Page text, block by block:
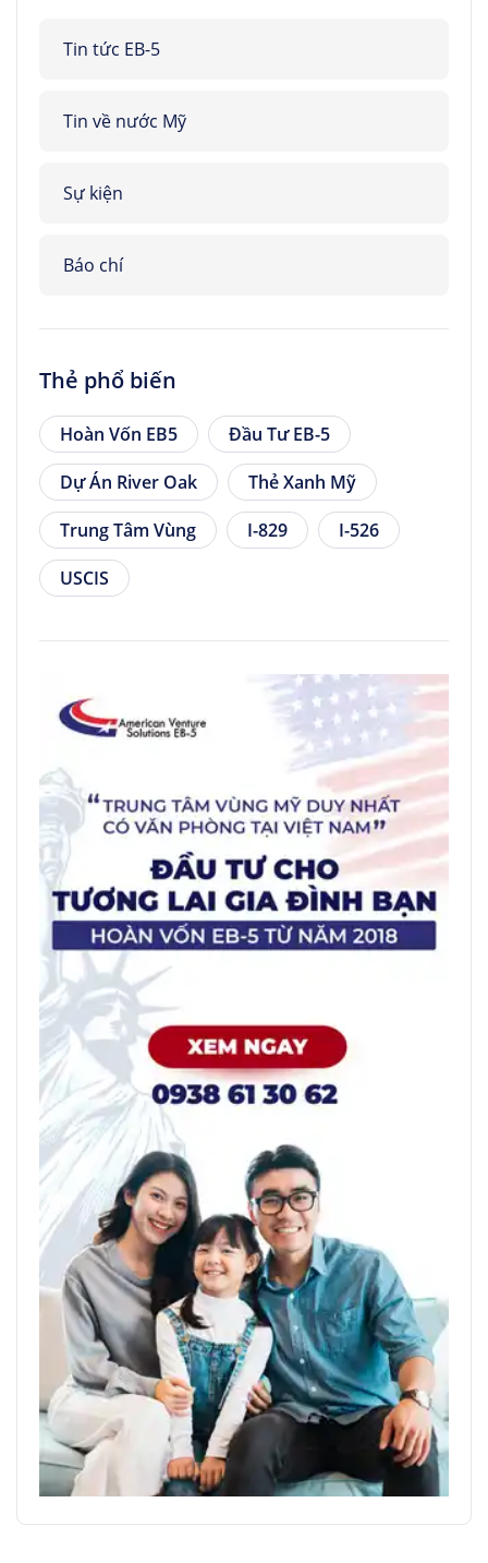
Tin tức EB-5
Tin về nước Mỹ
Sự kiện
Báo chí
Thẻ phổ biến
Hoàn Vốn EB5
Đầu Tư EB-5
Dự Án River Oak
Thẻ Xanh Mỹ
Trung Tâm Vùng
I-829
I-526
USCIS